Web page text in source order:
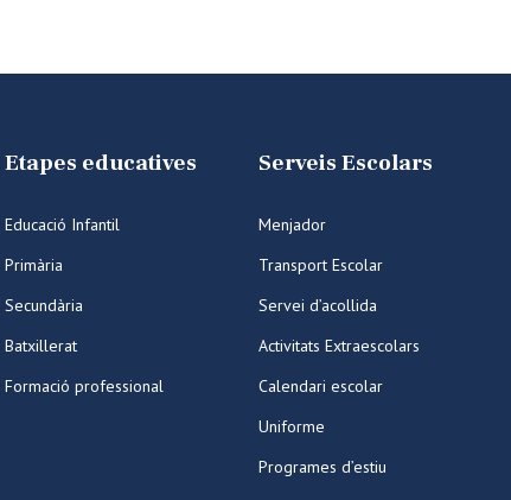
Etapes educatives
Educació Infantil
Primària
Secundària
Batxillerat
Formació professional
Serveis Escolars
Menjador
Transport Escolar
Servei d’acollida
Activitats Extraescolars
Calendari escolar
Uniforme
Programes d’estiu